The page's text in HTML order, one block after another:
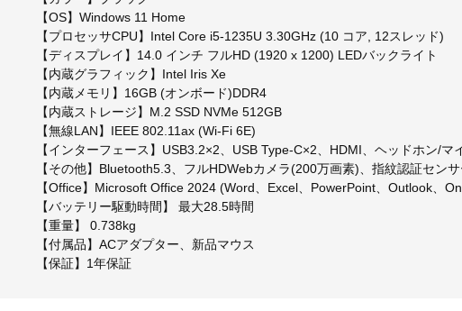
【OS】Windows 11 Home
【プロセッサCPU】Intel Core i5-1235U 3.30GHz (10 コア, 12スレッド)
【ディスプレイ】14.0 インチ フルHD (1920 x 1200) LEDバックライト
【内蔵グラフィック】Intel Iris Xe
【内蔵メモリ】16GB (オンボード)DDR4
【内蔵ストレージ】M.2 SSD NVMe 512GB
【無線LAN】IEEE 802.11ax (Wi-Fi 6E)
【インターフェース】USB3.2×2、USB Type-C×2、HDMI、ヘッドホン/マ
【その他】Bluetooth5.3、フルHDWebカメラ(200万画素)、指紋認証センサ
【Office】Microsoft Office 2024 (Word、Excel、PowerPoint、Outlook、
【バッテリー駆動時間】 最大28.5時間
【重量】 0.738kg
【付属品】ACアダプター、新品マウス
【保証】1年保証